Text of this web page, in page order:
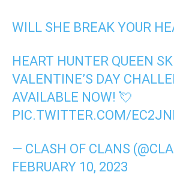
WILL SHE BREAK YOUR
HEART HUNTER QUEEN
VALENTINE’S DAY
AVAILABLE NOW! 💘
PIC.TWITTER.COM/
— CLASH OF CLANS
FEBRUARY 10, 2023